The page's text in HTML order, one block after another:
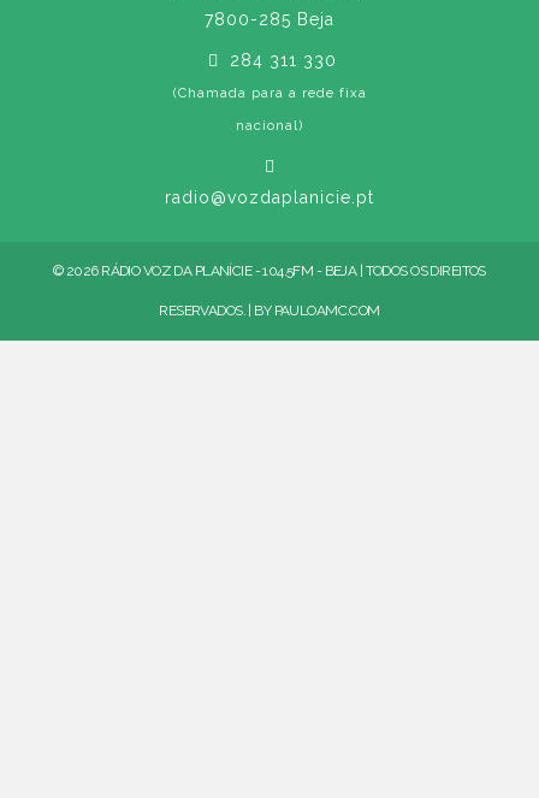
7800-285 Beja
284 311 330
(Chamada para a rede fixa
nacional)
radio@vozdaplanicie.pt
© 2026 RÁDIO VOZ DA PLANÍCIE - 104.5FM - BEJA | TODOS OS DIREITOS
RESERVADOS. | BY PAULOAMC.COM